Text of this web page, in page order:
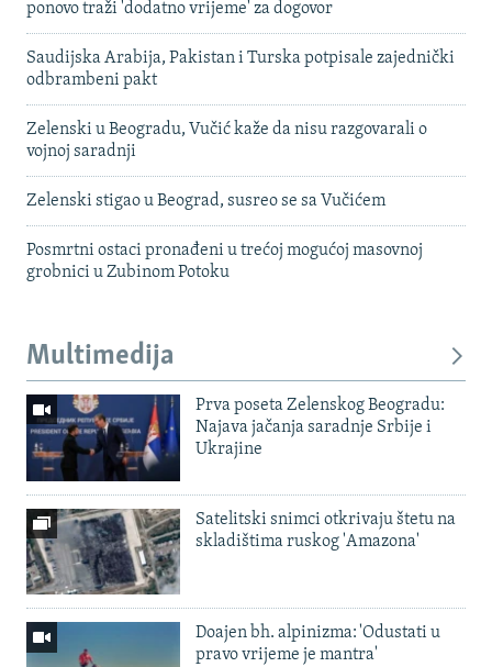
ponovo traži 'dodatno vrijeme' za dogovor
Saudijska Arabija, Pakistan i Turska potpisale zajednički
odbrambeni pakt
Zelenski u Beogradu, Vučić kaže da nisu razgovarali o
vojnoj saradnji
Zelenski stigao u Beograd, susreo se sa Vučićem
Posmrtni ostaci pronađeni u trećoj mogućoj masovnoj
grobnici u Zubinom Potoku
Multimedija
Prva poseta Zelenskog Beogradu:
Najava jačanja saradnje Srbije i
Ukrajine
Satelitski snimci otkrivaju štetu na
skladištima ruskog 'Amazona'
Doajen bh. alpinizma: 'Odustati u
pravo vrijeme je mantra'